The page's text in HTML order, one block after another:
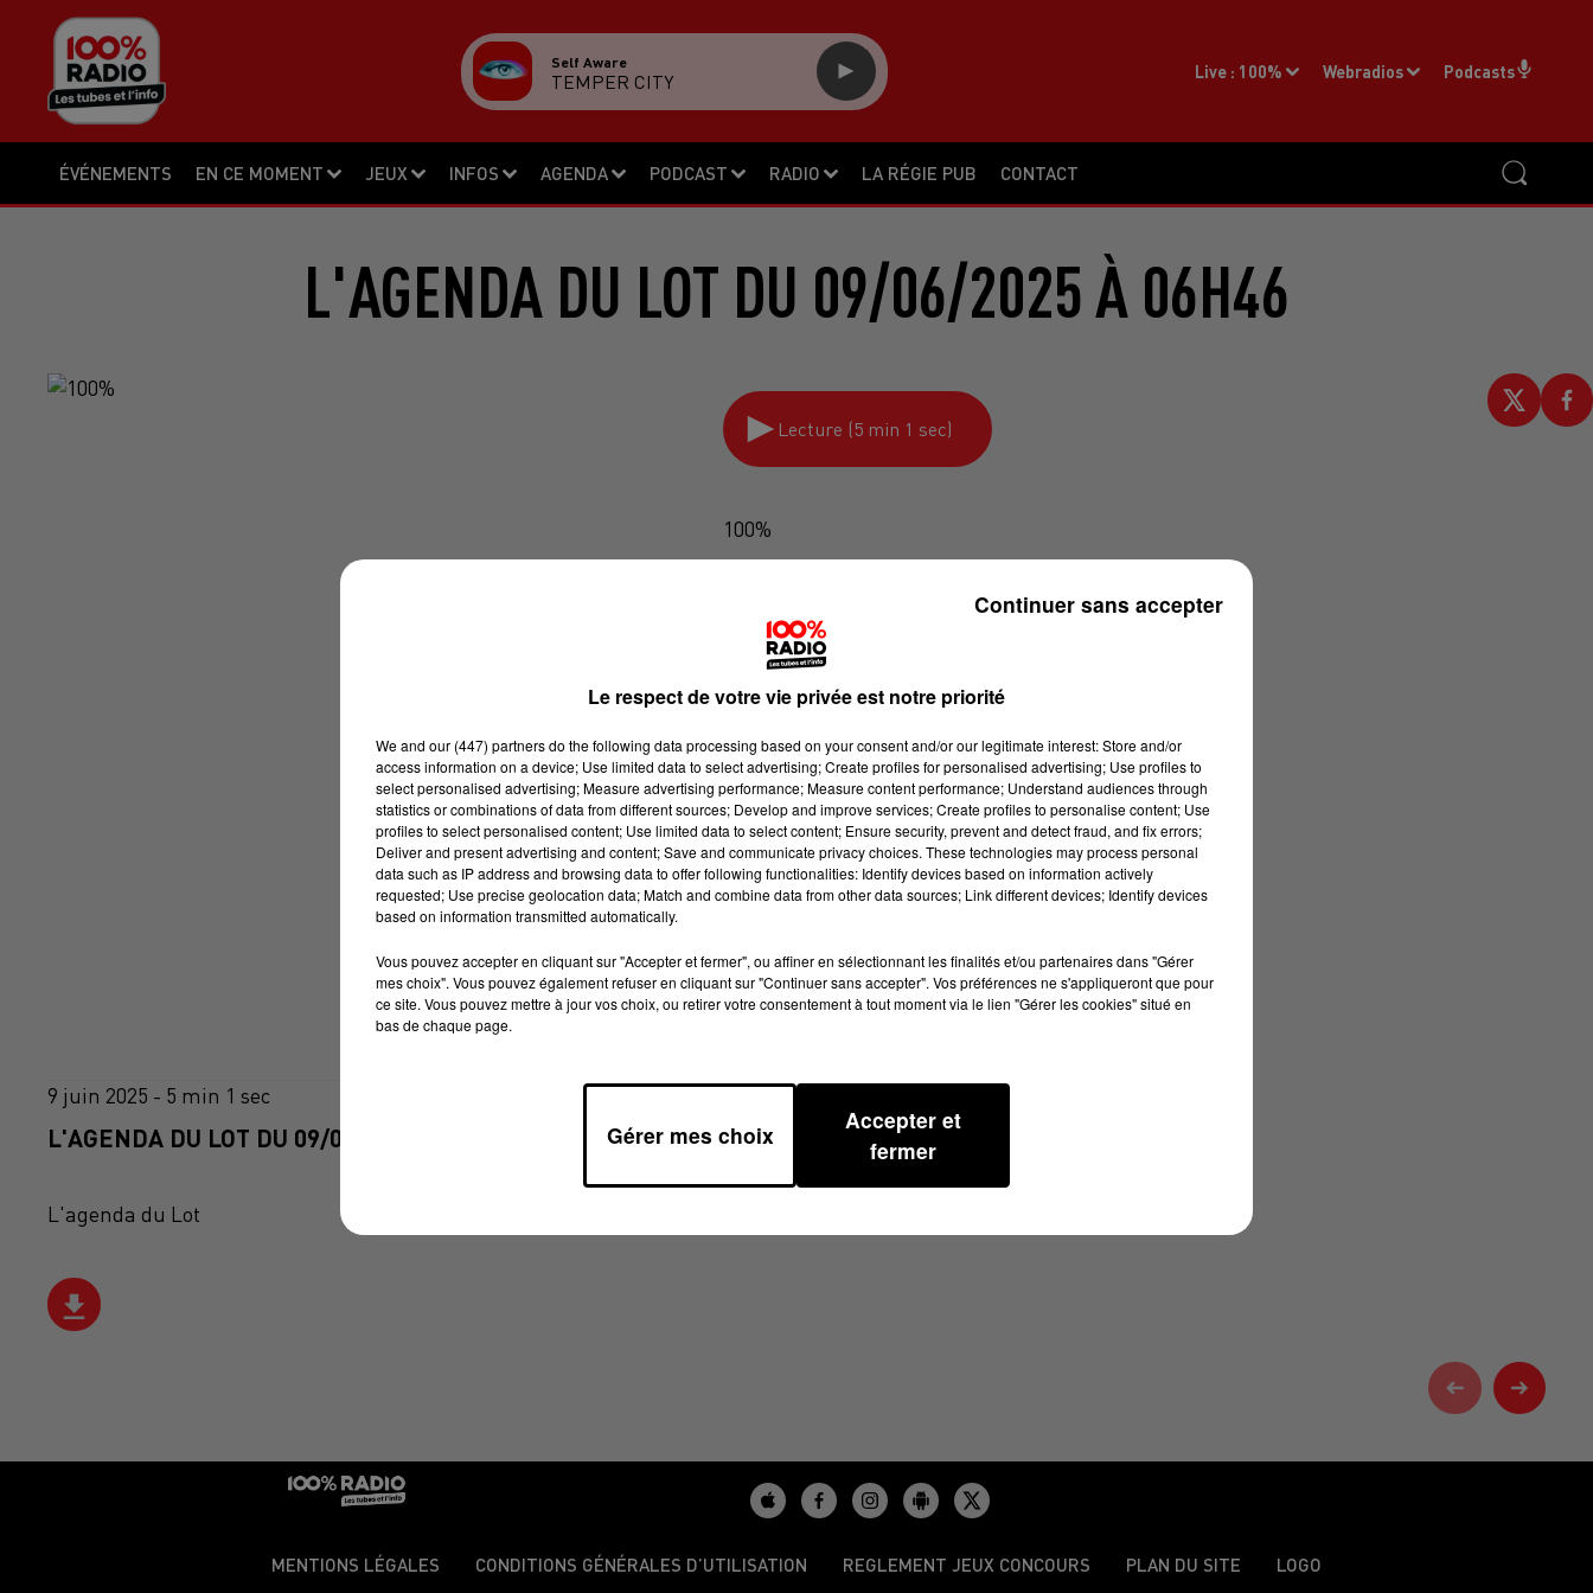
ÉVÉNEMENTS EN CE MOMENT JEUX INFOS AGENDA PODCAST RADIO LA RÉGIE PUB CONTACT
Live : 100% Webradios Podcasts
Self Aware
TEMPER CITY
L'AGENDA DU LOT DU 09/06/2025 À 06H46
Lecture (5 min 1 sec)
100%
9 juin 2025 - 5 min 1 sec
L'AGENDA DU LOT DU 09/06/2025 À 06H46
L'agenda du Lot
MENTIONS LÉGALES CONDITIONS GÉNÉRALES D’UTILISATION REGLEMENT JEUX CONCOURS PLAN DU SITE LOGO
Le respect de votre vie privée est notre priorité
We and our (447) partnersdo the following data processing based on your consent and/or our legitimate interest: Store and/or
access information on a device; Use limited data to select advertising; Create profiles for personalised advertising; Use profiles to
select personalised advertising; Measure advertising performance; Measure content performance; Understand audiences through
statistics or combinations of data from different sources; Develop and improve services; Create profiles to personalise content; Use
profiles to select personalised content; Use limited data to select content; Ensure security, prevent and detect fraud, and fix errors;
Deliver and present advertising and content; Save and communicate privacy choices. These technologies may process personal
data such as IP address and browsing data to offer following functionalities: Identify devices based on information actively
requested; Use precise geolocation data; Match and combine data from other data sources; Link different devices; Identify devices
based on information transmitted automatically.
Vous pouvez accepter en cliquant sur "Accepter et fermer", ou affiner en sélectionnant les finalités et/ou partenaires dans "Gérer
mes choix". Vous pouvez également refuser en cliquant sur "Continuer sans accepter". Vos préférences ne s'appliqueront que pour
ce site. Vous pouvez mettre à jour vos choix, ou retirer votre consentement à tout moment via le lien "Gérer les cookies" situé en
bas de chaque page.
Gérer mes choix
Accepter et
fermer
Continuer sans accepter